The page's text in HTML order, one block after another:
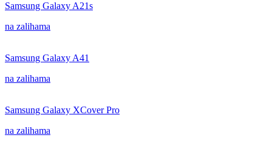
Samsung Galaxy A21s
na zalihama
Samsung Galaxy A41
na zalihama
Samsung Galaxy XCover Pro
na zalihama